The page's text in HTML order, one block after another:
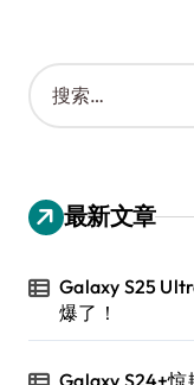
搜
索
：
最新文章
Galaxy S25
爆了！
Galaxy S24+